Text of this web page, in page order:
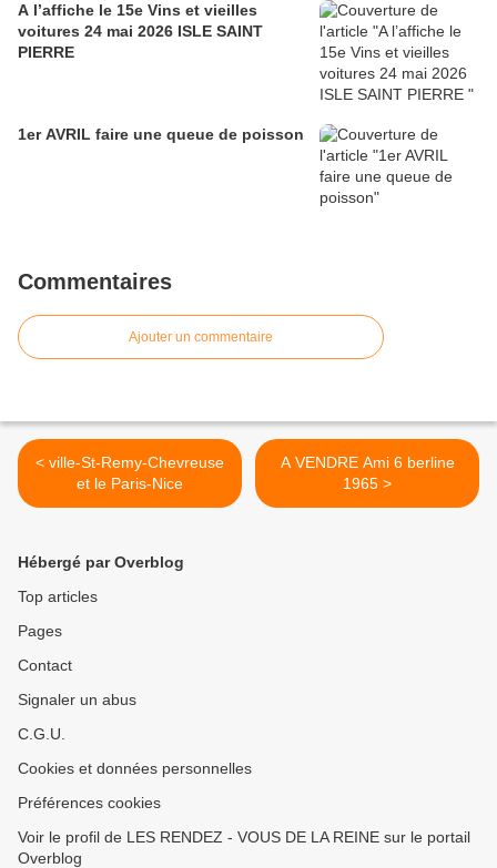
A l’affiche le 15e Vins et vieilles
voitures 24 mai 2026 ISLE SAINT
PIERRE
1er AVRIL faire une queue de poisson
Commentaires
Ajouter un commentaire
< ville-St-Remy-Chevreuse
et le Paris-Nice
A VENDRE Ami 6 berline
1965 >
Hébergé par Overblog
Top articles
Pages
Contact
Signaler un abus
C.G.U.
Cookies et données personnelles
Préférences cookies
Voir le profil de LES RENDEZ - VOUS DE LA REINE sur le portail
Overblog